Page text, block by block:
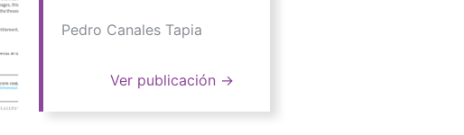
Pedro Canales Tapia
Ver publicación →